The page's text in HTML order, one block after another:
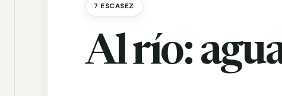
7 ESCASEZ
Al río: